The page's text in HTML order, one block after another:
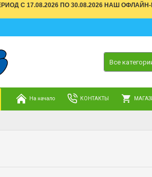
С 17.08.2026 ПО 30.08.2026 НАШ
Все
На начало КОНТАКТЫ